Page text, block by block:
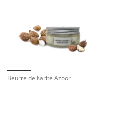
Beurre de Karité Azoor